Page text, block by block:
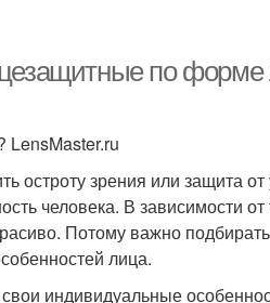
по форме
LensMaster.ru
остроту зрения или защита
человека. В зависимости
Потому важно
лица.
индивидуальные